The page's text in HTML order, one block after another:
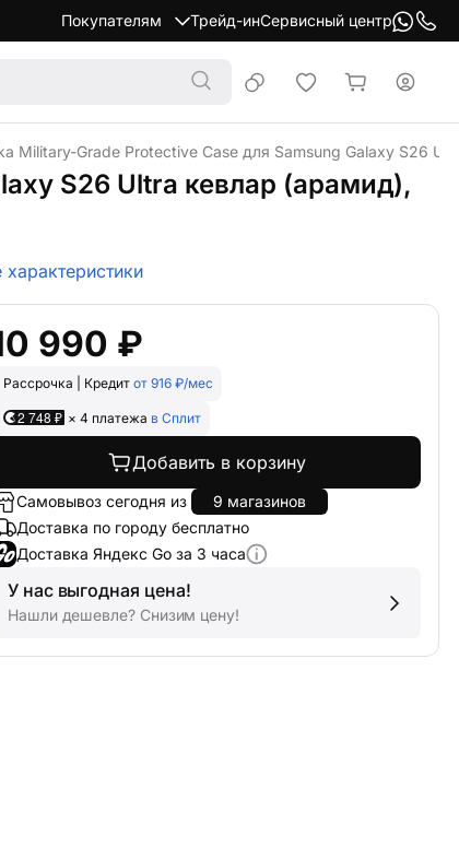
Покупателям Трейд-инСервисный центр
Military-Grade Protective Case для Samsung Galaxy S26
S26 Ultra кевлар (арамид),
характеристики
990 ₽
Рассрочка | Кредит от 916 ₽/мес
2 748 ₽ × 4 платежа в Сплит
Добавить в корзину
Самовывоз сегодня из
9 магазинов
Доставка по городу бесплатно
Доставка Яндекс Go за 3 часа
У нас выгодная цена!
Нашли дешевле? Снизим цену!